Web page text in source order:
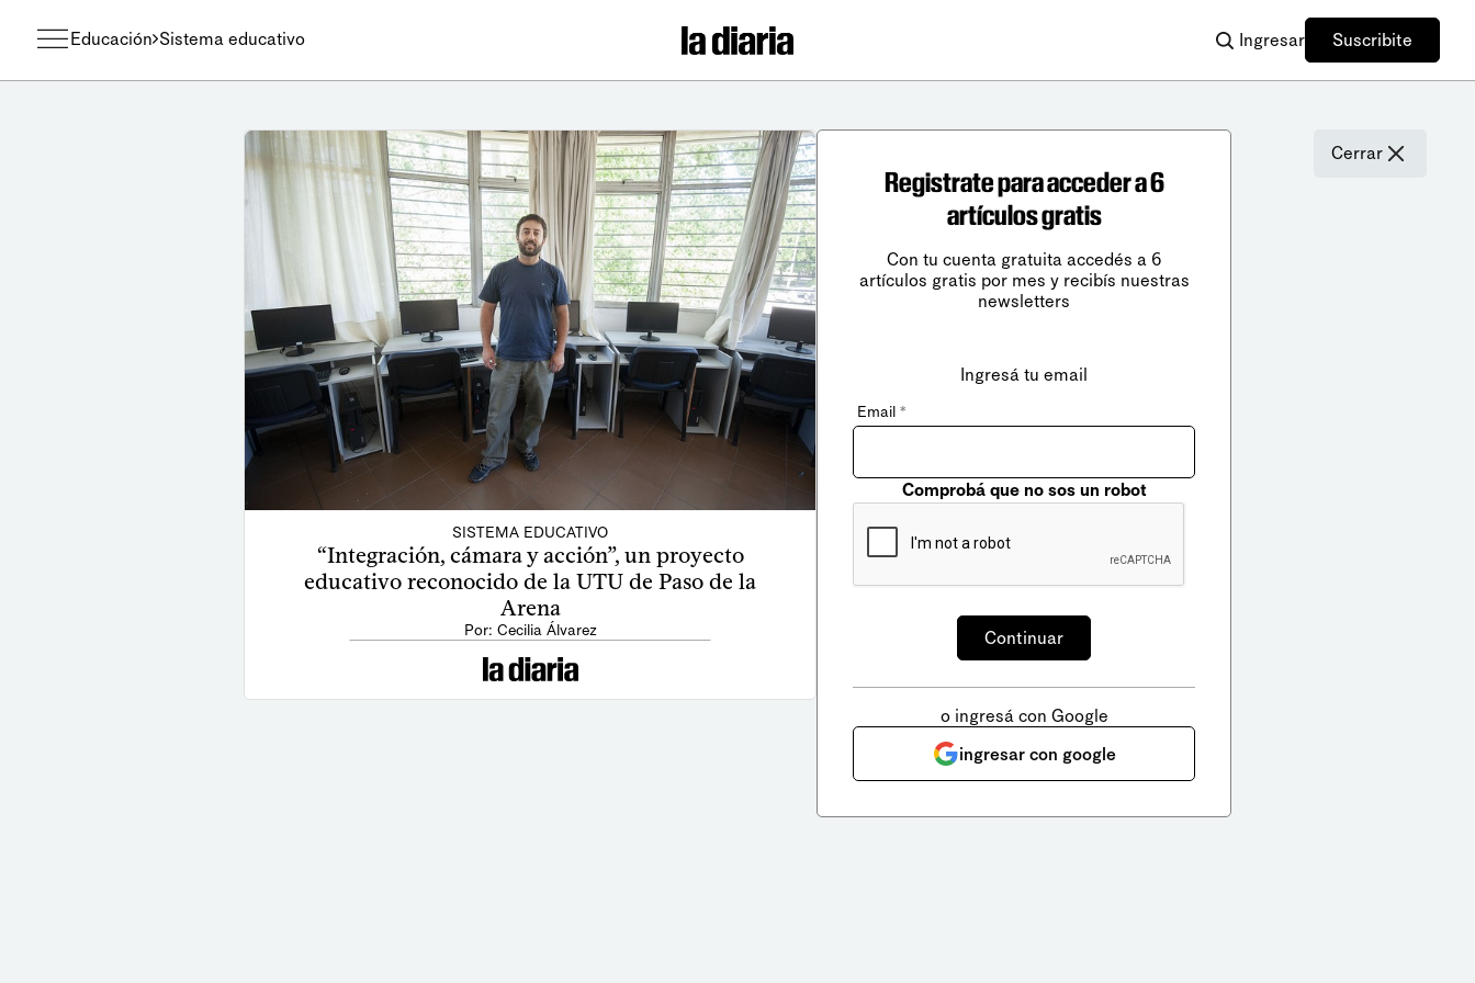
Educación Sistema educativo Ingresar Suscribite
SISTEMA EDUCATIVO
“Integración, cámara y acción”, un proyecto
educativo reconocido de la UTU de Paso de la
Arena
Por: Cecilia Álvarez
Cerrar
Registrate para acceder a 6
artículos gratis
Con tu cuenta gratuita accedés a 6
artículos gratis por mes y recibís nuestras
newsletters
Ingresá tu email
Email *
Comprobá que no sos un robot
o ingresá con Google
ingresar con google